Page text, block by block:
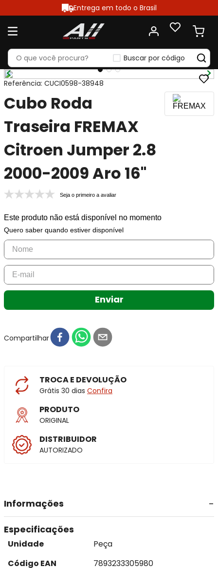
Entrega em todo o Brasil
Buscar por código
Referência: CUCI0598-38948
Cubo Roda
Traseira FREMAX
Citroen Jumper 2.8
2000-2009 Aro 16"
Seja o primeiro a avaliar
Este produto não está disponível no momento
Quero saber quando estiver disponível
Enviar
Compartilhar
TROCA E DEVOLUÇÃO
Grátis 30 dias Confira
PRODUTO
ORIGINAL
DISTRIBUIDOR
AUTORIZADO
Informações
Especificações
Unidade
Peça
Código EAN
7893233305980